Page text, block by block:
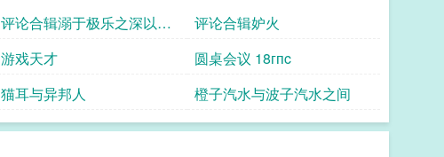
评论合辑溺于极乐之深以我
之名
评论合辑妒火
游戏天才
圆桌会议 18гпc
猫耳与异邦人 橙子汽水与波子汽水之间